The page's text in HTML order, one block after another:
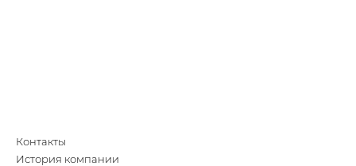
Контакты
История компании